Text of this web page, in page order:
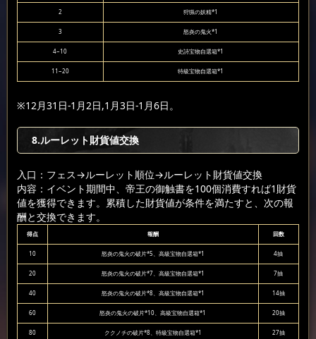
2 狩猟の妖精*1
3 怒炎の鬼火*1
4~10 史詩宝物自選箱*1
11~20 特級宝物自選箱*1
※12月31日-1月2日,1月3日-1月6日。
8.ルーレット財貨値交換
入口：フェス→ルーレット順位→ルーレット財貨値交換
内容：イベント期間中、帝王の御触書を100個消費すれば1財貨
値を獲得できます。累積した財貨値が条件を満たすと、次の報
酬と交換できます。
得点 報酬 回数
10 怒炎の鬼火の破片*5、高級宝物自選箱*1 4抽
20 怒炎の鬼火の破片*7、高級宝物自選箱*1 7抽
40 怒炎の鬼火の破片*8、高級宝物自選箱*1 14抽
60 怒炎の鬼火の破片*10、高級宝物自選箱*1 20抽
80 ククノチの破片*8、特級宝物自選箱*1 27抽